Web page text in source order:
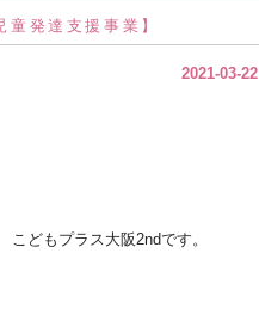
発達支援事業】
2021-03-22
どもプラス大阪2ndです。